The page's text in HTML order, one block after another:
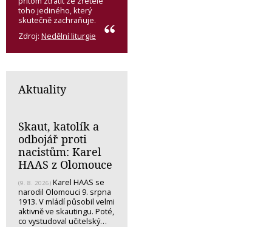
toho jediného, který
skutečně zachraňuje.
Zdroj: Nedělní liturgie
Aktuality
Skaut, katolík a
odbojář proti
nacistům: Karel
HAAS z Olomouce
(9. 8. 2026) Karel HAAS se
narodil Olomouci 9. srpna
1913. V mládí působil velmi
aktivně ve skautingu. Poté,
co vystudoval učitelský…